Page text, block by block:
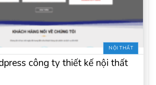
NỘI THẤT
công ty thiết kế nội thất